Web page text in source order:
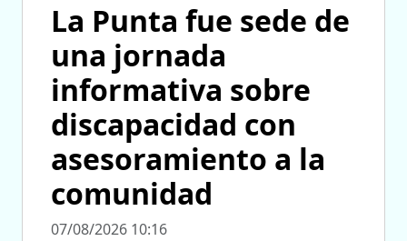
La Punta fue sede de
una jornada
informativa sobre
discapacidad con
asesoramiento a la
comunidad
07/08/2026 10:16